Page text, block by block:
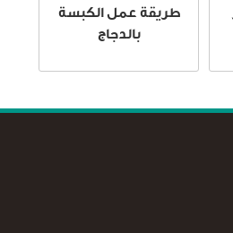
طريقة عمل الكبسة
بالدجاج